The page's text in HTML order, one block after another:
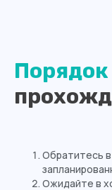
Порядок
Обратитесь
Ожидайте в
Вт
Ср
8:00 - 20:00
8:00 - 20:00
выходной
8:00 - 14:00